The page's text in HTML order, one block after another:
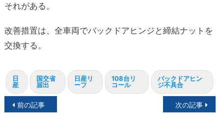
それがある。
改善措置は、全車両でバックドアヒンジと締結ナットを
交換する。
日
産
国交省
届出
日産リ
ーフ
108台リ
コール
バックドアヒン
ジ不具合
投前の記事 次の記事